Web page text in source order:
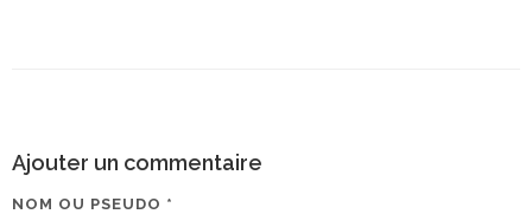
Ajouter un commentaire
NOM OU PSEUDO *